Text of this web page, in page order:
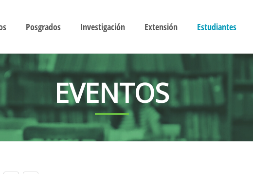
Posgrados Investigación Extensión Estudiantes
EVENTOS